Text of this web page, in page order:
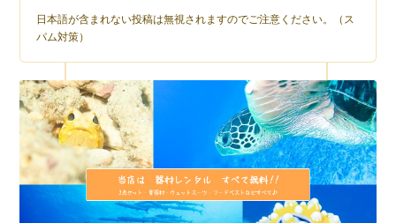
日本語が含まれない投稿は無視されますのでご注意ください。（ス
パム対策）